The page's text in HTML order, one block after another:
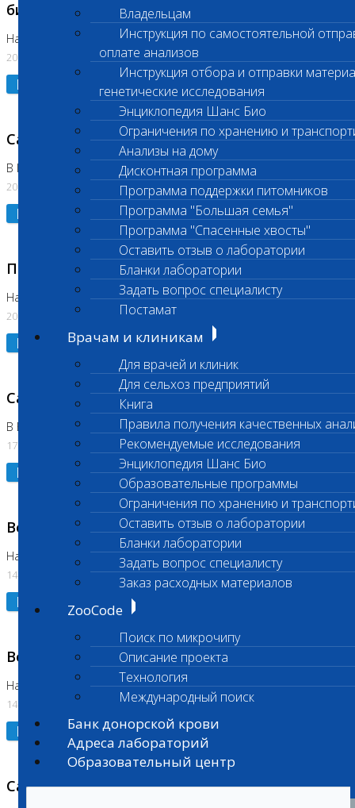
Владельцам
Инструкция по самостоятельной
оплате анализов
Инструкция отбора и отправки
генетические исследования
Энциклопедия Шанс Био
Ограничения по хранению и
Анализы на дому
Дисконтная программа
Программа поддержки питомников
Программа "Большая семья"
Программа "Спасенные хвосты"
Оставить отзыв о лаборатории
Бланки лаборатории
Задать вопрос специалисту
Постамат
Врачам и клиникам
Для врачей и клиник
Для сельхоз предприятий
Книга
Правила получения качественных
Рекомендуемые исследования
Энциклопедия Шанс Био
Образовательные программы
Ограничения по хранению и
Оставить отзыв о лаборатории
Бланки лаборатории
Задать вопрос специалисту
Заказ расходных материалов
ZooCode
Поиск по микрочипу
Описание проекта
Технология
Международный поиск
Банк донорской крови
Адреса лабораторий
Образовательный центр
биохимических исследований
На Нагорной
20.07.2026
Подробнее
Санитарный день
В Коломне 20.07.2026
20.07.2026
Подробнее
Приостановлено выполнение исследования
На Нагорной
20.07.2026
Подробнее
Санитарный день
В Бутово
17.07.2026
Подробнее
Возобновлено выполнение исследования
На Нагорной (Код 961, 962)
14.07.2026
Подробнее
Возобновлено выполнение исследования
На Нагорной (Код 157)
14.07.2026
Подробнее
Санитарный день